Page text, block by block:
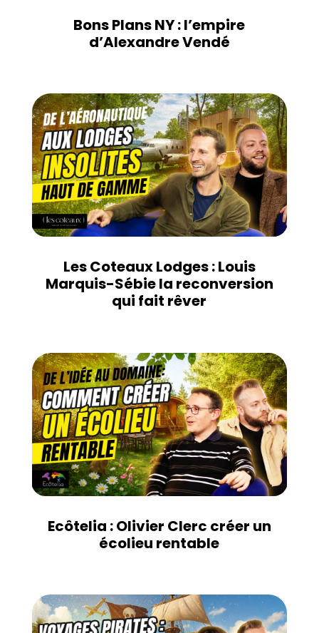
Bons Plans NY : l’empire
d’Alexandre Vendé
Les Coteaux Lodges : Louis
Marquis-Sébie la reconversion
qui fait rêver
Ecôtelia : Olivier Clerc créer un
écolieu rentable